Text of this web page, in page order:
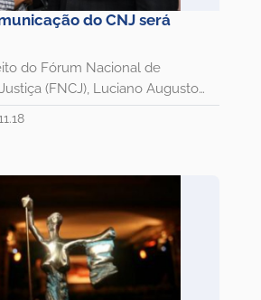
do CNJ será
do Fórum Nacional de
(FNCJ), Luciano Augusto
se nessa...